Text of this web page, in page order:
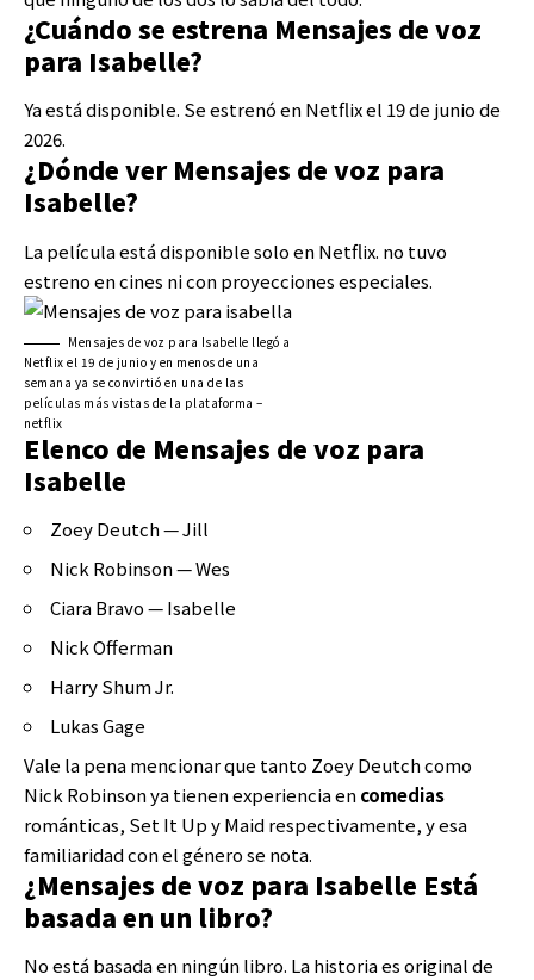
¿Cuándo se estrena Mensajes de voz
para Isabelle?
Ya está disponible. Se estrenó en Netflix el 19 de junio de
2026.
¿Dónde ver Mensajes de voz para
Isabelle?
La película está disponible solo en Netflix. no tuvo
estreno en cines ni con proyecciones especiales.
Mensajes de voz para Isabelle llegó a
Netflix el 19 de junio y en menos de una
semana ya se convirtió en una de las
películas más vistas de la plataforma –
netflix
Elenco de Mensajes de voz para
Isabelle
Zoey Deutch — Jill
Nick Robinson — Wes
Ciara Bravo — Isabelle
Nick Offerman
Harry Shum Jr.
Lukas Gage
Vale la pena mencionar que tanto Zoey Deutch como
Nick Robinson ya tienen experiencia encomedias
románticas, Set It Up y Maid respectivamente, y esa
familiaridad con el género se nota.
¿Mensajes de voz para Isabelle Está
basada en un libro?
No está basada en ningún libro. La historia es original de